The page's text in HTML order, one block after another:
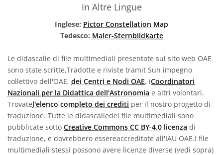
In Altre Lingue
Inglese: Pictor Constellation Map
Tedesco: Maler-Sternbildkarte
Le didascalie di file multimediali presentate sul sito web OAE
sono state scritte,Tradotte e riviste tramit Sun impegno
collettivo dell'OAE, dei Centri e Nodi OAE, iCoordinatori
Nazionali per la Didattica dell'Astronomia e altri volontari.
Trovatel'elenco completo dei crediti per il nostro progetto di
traduzione. Tutte le didascaliedei file multimediali sono
pubblicate sotto Creative Commons CC BY-4.0 licenza di
traduzione, e dovrebbero essereaccreditate all'IAU OAE.I file
multimediali stessi possono avere licenze diverse (vedi sopra)